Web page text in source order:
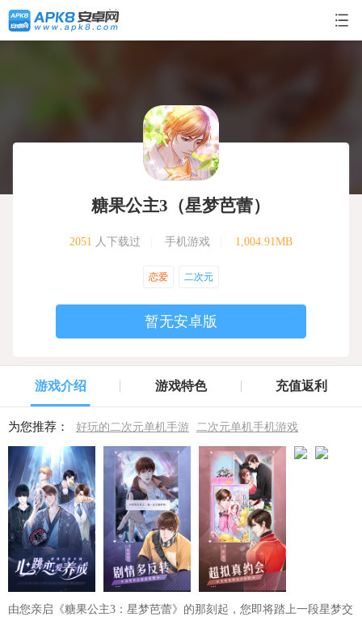
糖果公主3（星梦芭蕾）
2051 人下载过 手机游戏 1,004.91MB
恋爱 二次元
暂无安卓版
游戏介绍 游戏特色 充值返利
为您推荐： 好玩的二次元单机手游 二次元单机手机游戏
由您亲启《糖果公主3：星梦芭蕾》的那刻起，您即将踏上一段星梦交